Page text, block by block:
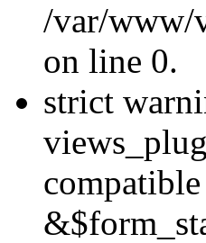
/var/www/
on line 0.
strict